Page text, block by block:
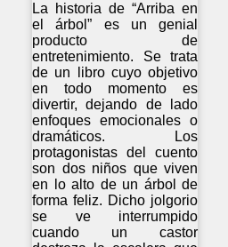
La historia de “Arriba en
el árbol” es un genial
producto de
entretenimiento. Se trata
de un libro cuyo objetivo
en todo momento es
divertir, dejando de lado
enfoques emocionales o
dramáticos. Los
protagonistas del cuento
son dos niños que viven
en lo alto de un árbol de
forma feliz. Dicho jolgorio
se ve interrumpido
cuando un castor